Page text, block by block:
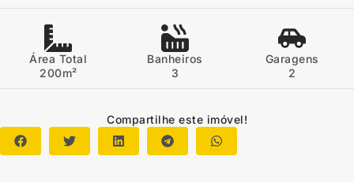
Área Total
200m²
Banheiros
3
Garagens
2
Compartilhe este imóvel!